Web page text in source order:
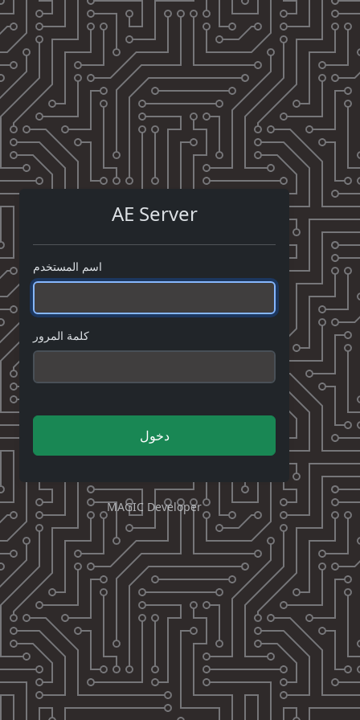
AE Server
اسم المستخدم
كلمة المرور
دخول
MAGIC Developer